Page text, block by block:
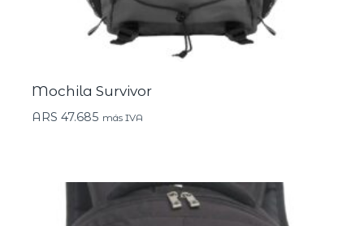
Mochila Survivor
ARS 47.685 más IVA